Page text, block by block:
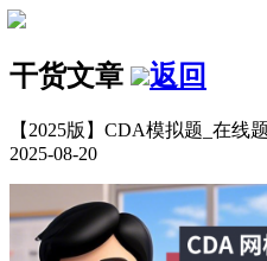
干货文章 返回
【2025版】CDA模拟题_在线
2025-08-20